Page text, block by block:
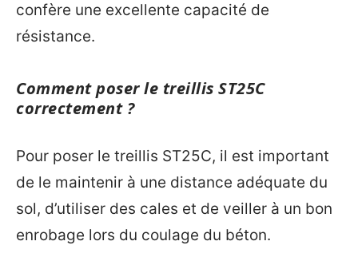
confère une excellente capacité de
résistance.
Comment poser le treillis ST25C
correctement ?
Pour poser le treillis ST25C, il est important
de le maintenir à une distance adéquate du
sol, d’utiliser des cales et de veiller à un bon
enrobage lors du coulage du béton.